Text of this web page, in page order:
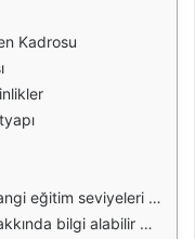
Kadrosu
seviyeleri bulunmaktadır?
bilgi alabilir miyim?